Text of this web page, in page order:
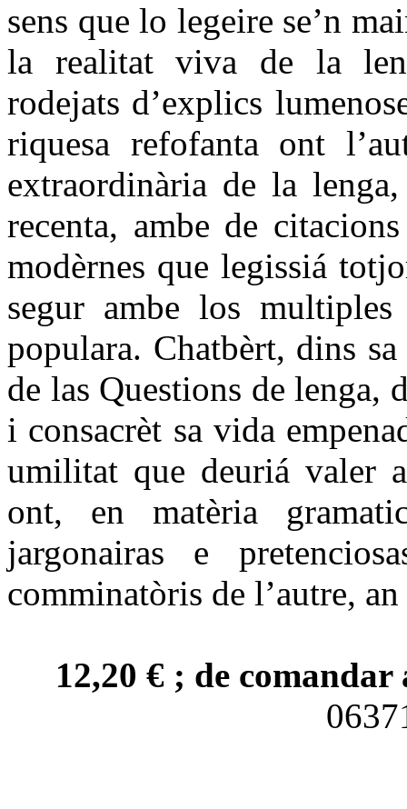
sens que lo legeire se’n
la realitat viva de la
rodejats d’explics
riquesa refofanta ont
extraordinària de la
recenta, ambe de
modèrnes que legissiá
segur ambe los
populara. Chatbèrt, dins
de las Questions de lenga,
i consacrèt sa vida
umilitat que deuriá valer
ont, en matèria
jargonairas e
comminatòris de l’autre,
12,20 € ; de comandar